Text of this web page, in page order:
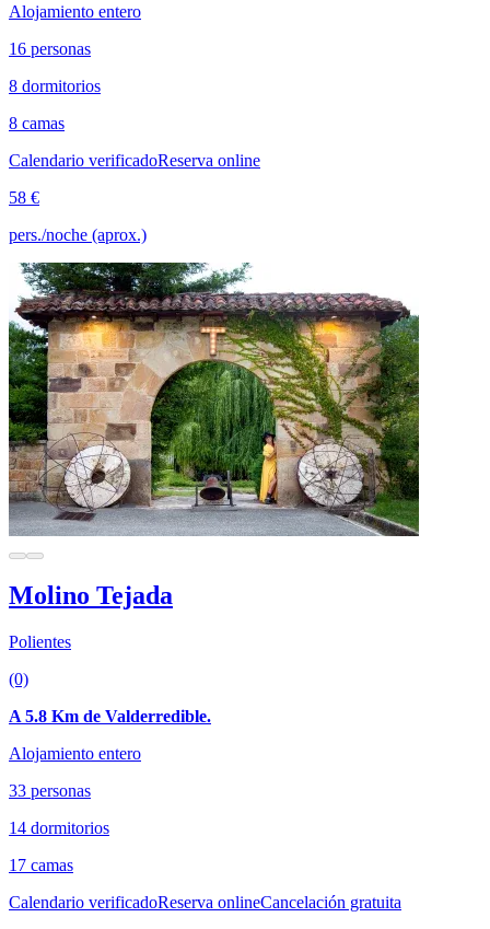
Alojamiento entero
16 personas
8 dormitorios
8 camas
Calendario verificadoReserva online
58 €
pers./noche (aprox.)
Molino Tejada
Polientes
(0)
A 5.8 Km de Valderredible.
Alojamiento entero
33 personas
14 dormitorios
17 camas
Calendario verificadoReserva onlineCancelación gratuita